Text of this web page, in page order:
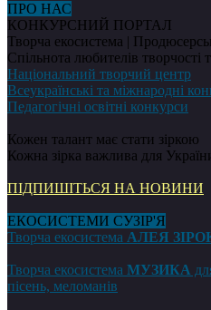
ПРО НАС
КОНКУРСНИЙ ПОРТАЛ
Творча екосистема |
Спільнота любителів творчості
Національний творчий центр
Всеукраїнські та міжнародні
Педагогічні освітні конкурси
Кожен талант має стати зіркою
Кожна зірка важлива для
ПІДПИШІТЬСЯ НА НОВИНИ
ЕКОСИСТЕМИ СУЗІР'Я
Творча екосистема АЛЕЯ
Творча екосистема МУЗИКА
пісень, меломанів